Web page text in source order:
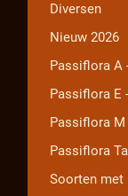
Diversen
Nieuw 2026
Passiflora A
Passiflora E
Passiflora M
Passiflora
Soorten met